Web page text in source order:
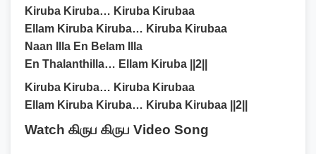
Kiruba Kiruba… Kiruba Kirubaa
Ellam Kiruba Kiruba… Kiruba Kirubaa
Naan Illa En Belam Illa
En Thalanthilla… Ellam Kiruba ||2||
Kiruba Kiruba… Kiruba Kirubaa
Ellam Kiruba Kiruba… Kiruba Kirubaa ||2||
Watch கிருப கிருப Video Song